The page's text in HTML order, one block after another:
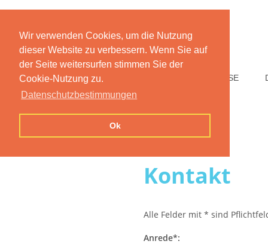
Wir verwenden Cookies, um die Nutzung
dieser Website zu verbessern. Wenn Sie auf
der Seite weitersurfen stimmen Sie der
Cookie-Nutzung zu.
Datenschutzbestimmungen
Ok
HOME PREISE
Kontakt
Alle Felder mit * sind
Anrede*: